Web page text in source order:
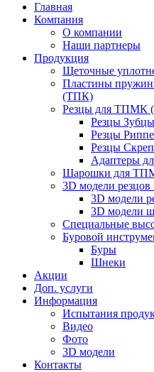
Главная
Компания
О компании
Наши партнеры
Продукция
Щеточные
Пластины
(ТПК)
Резцы для ТПМК
Резцы
Резцы
Резцы
Адаптеры
Шарошки для
3D модели
3D модели
3D модели
Специальные
Буровой
Буры
Шнеки
Акции
Доп. услуги
Информация
Испытания
Видео
Фото
3D модели
Контакты